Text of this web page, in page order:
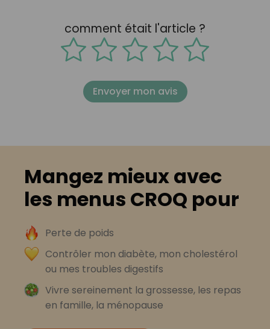
comment était l'article ?
Envoyer mon avis
Mangez mieux avec
les menus CROQ pour
Perte de poids
Contrôler mon diabète, mon cholestérol
ou mes troubles digestifs
Vivre sereinement la grossesse, les repas
en famille, la ménopause